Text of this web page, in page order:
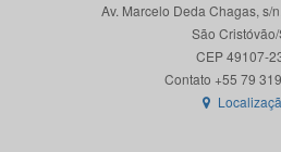
Av. Marcelo Deda Chagas, s/
São Cristóvão/
CEP 49107-